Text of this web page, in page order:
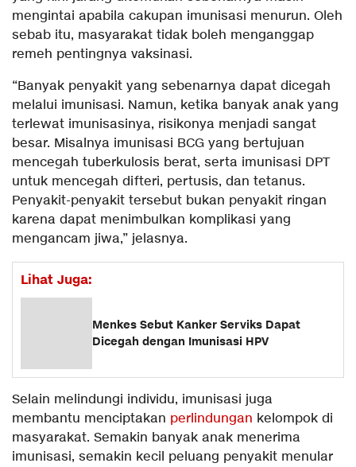
mengintai apabila cakupan imunisasi menurun. Oleh
sebab itu, masyarakat tidak boleh menganggap
remeh pentingnya vaksinasi.
“Banyak penyakit yang sebenarnya dapat dicegah
melalui imunisasi. Namun, ketika banyak anak yang
terlewat imunisasinya, risikonya menjadi sangat
besar. Misalnya imunisasi BCG yang bertujuan
mencegah tuberkulosis berat, serta imunisasi DPT
untuk mencegah difteri, pertusis, dan tetanus.
Penyakit-penyakit tersebut bukan penyakit ringan
karena dapat menimbulkan komplikasi yang
mengancam jiwa,” jelasnya.
Lihat Juga:
Menkes Sebut Kanker Serviks Dapat
Dicegah dengan Imunisasi HPV
Selain melindungi individu, imunisasi juga
membantu menciptakan perlindungan kelompok di
masyarakat. Semakin banyak anak menerima
imunisasi, semakin kecil peluang penyakit menular